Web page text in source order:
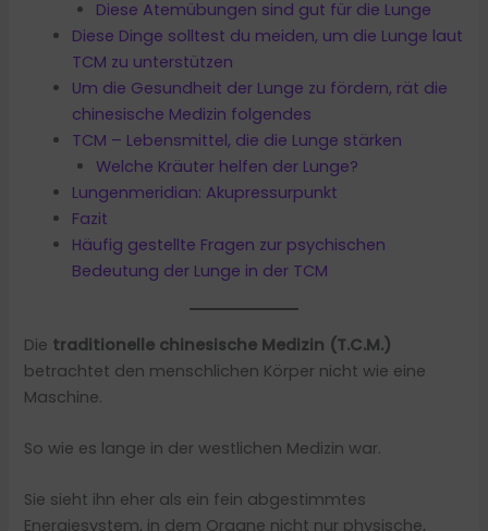
Diese Atemübungen sind gut für die Lunge
Diese Dinge solltest du meiden, um die Lunge laut
TCM zu unterstützen
Um die Gesundheit der Lunge zu fördern, rät die
chinesische Medizin folgendes
TCM – Lebensmittel, die die Lunge stärken
Welche Kräuter helfen der Lunge?
Lungenmeridian: Akupressurpunkt
Fazit
Häufig gestellte Fragen zur psychischen
Bedeutung der Lunge in der TCM
Die traditionelle chinesische Medizin (T.C.M.)
betrachtet den menschlichen Körper nicht wie eine
Maschine.
So wie es lange in der westlichen Medizin war.
Sie sieht ihn eher als ein fein abgestimmtes
Energiesystem, in dem Organe nicht nur physische,